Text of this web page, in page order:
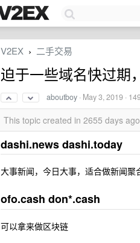
V2EX › 二手交易
迫于一些域名快过期
aboutboy · May 3, 2019 ·
This topic created in 2655 days
dashi.news dashi.today
大事新闻，今日大事，适合做新闻聚
ofo.cash don*.cash
可以拿来做区块链